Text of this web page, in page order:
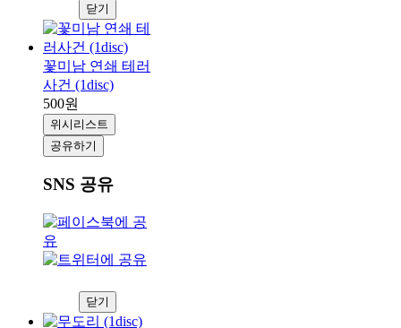
닫기
꽃미남 연쇄 테러
사건 (1disc)
500원
위시리스트
공유하기
SNS 공유
닫기